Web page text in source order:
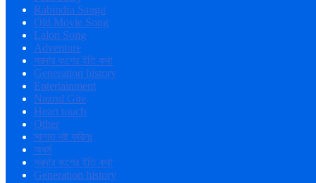
Rabindra Sangit
Old Movie Song
Lalon Song
Adventure
সরদার বংশের ইতি কথা
Generation history
Entertainment
Nazrul Gite
Heart touch
Other
সালাত নষ্ট করিলঃ
অধর্ম
সরদার বংশের ইতি কথা
Generation history